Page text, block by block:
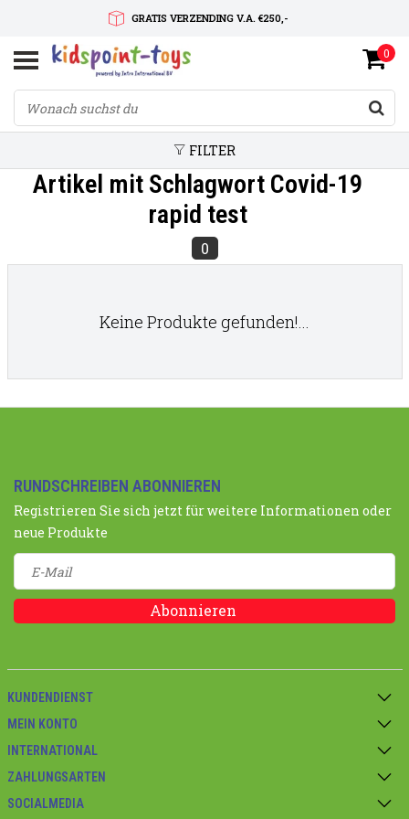
GRATIS VERZENDING V.A. €250,-
SNELLE LEVERTIJD
SERVICE OP MAAT
0
FILTER
Artikel mit Schlagwort Covid-19
rapid test
0
Keine Produkte gefunden!...
RUNDSCHREIBEN ABONNIEREN
Registrieren Sie sich jetzt für weitere Informationen oder
neue Produkte
Abonnieren
KUNDENDIENST
MEIN KONTO
INTERNATIONAL
ZAHLUNGSARTEN
SOCIALMEDIA